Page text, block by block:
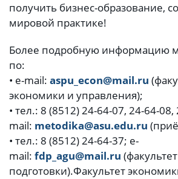
получить бизнес-образование,
мировой практике!
Более подробную информацию
по:
• e-mail: aspu_econ@mail.ru
экономики и управления);
• тел.: 8 (8512) 24-64-07, 24-64-
mail: metodika@asu.edu.ru
• тел.: 8 (8512) 24-64-37; e-
mail: fdp_agu@mail.ru
подготовки).Факультет